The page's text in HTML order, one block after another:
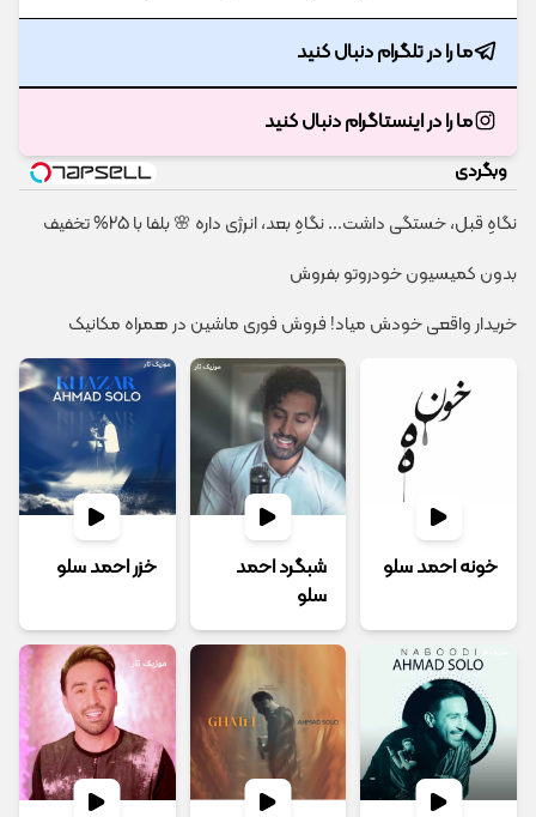
ما را در تلگرام دنبال کنید
ما را در اینستاگرام دنبال کنید
وبگردی
نگاهِ قبل، خستگی داشت... نگاهِ بعد، انرژی داره 🌸 بلفا با 25% تخفیف
بدون کمیسیون خودروتو بفروش
خریدار واقعی خودش میاد! فروش فوری ماشین در همراه مکانیک
خونه احمد سلو
شبگرد احمد
سلو
خزر احمد سلو